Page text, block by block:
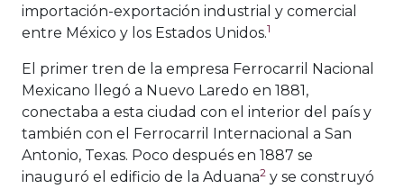
importación-exportación industrial y comercial
entre México y los Estados Unidos.1
El primer tren de la empresa Ferrocarril Nacional
Mexicano llegó a Nuevo Laredo en 1881,
conectaba a esta ciudad con el interior del país y
también con el Ferrocarril Internacional a San
Antonio, Texas. Poco después en 1887 se
inauguró el edificio de la Aduana2 y se construyó